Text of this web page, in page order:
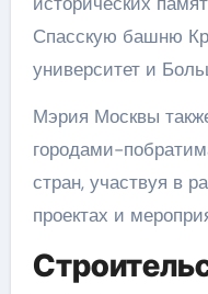
Спасскую башню
университет и
Мэрия Москвы
городами-
стран, участвуя в
проектах и